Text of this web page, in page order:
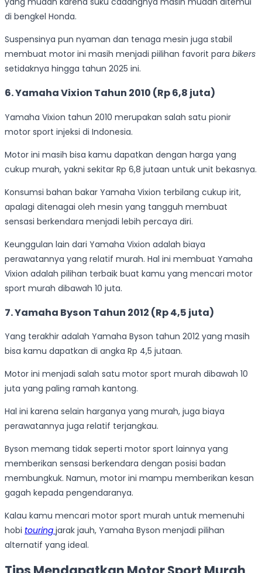
di bengkel Honda.
Suspensinya pun nyaman dan tenaga mesin juga stabil
membuat motor ini masih menjadi piilihan favorit para bikers
setidaknya hingga tahun 2025 ini.
6. Yamaha Vixion Tahun 2010 (Rp 6,8 juta)
Yamaha Vixion tahun 2010 merupakan salah satu pionir
motor sport injeksi di Indonesia.
Motor ini masih bisa kamu dapatkan dengan harga yang
cukup murah, yakni sekitar Rp 6,8 jutaan untuk unit bekasnya.
Konsumsi bahan bakar Yamaha Vixion terbilang cukup irit,
apalagi ditenagai oleh mesin yang tangguh membuat
sensasi berkendara menjadi lebih percaya diri.
Keunggulan lain dari Yamaha Vixion adalah biaya
perawatannya yang relatif murah. Hal ini membuat Yamaha
Vixion adalah pilihan terbaik buat kamu yang mencari motor
sport murah dibawah 10 juta.
7. Yamaha Byson Tahun 2012 (Rp 4,5 juta)
Yang terakhir adalah Yamaha Byson tahun 2012 yang masih
bisa kamu dapatkan di angka Rp 4,5 jutaan.
Motor ini menjadi salah satu motor sport murah dibawah 10
juta yang paling ramah kantong.
Hal ini karena selain harganya yang murah, juga biaya
perawatannya juga relatif terjangkau.
Byson memang tidak seperti motor sport lainnya yang
memberikan sensasi berkendara dengan posisi badan
membungkuk. Namun, motor ini mampu memberikan kesan
gagah kepada pengendaranya.
Kalau kamu mencari motor sport murah untuk memenuhi
hobi touring jarak jauh, Yamaha Byson menjadi pilihan
alternatif yang ideal.